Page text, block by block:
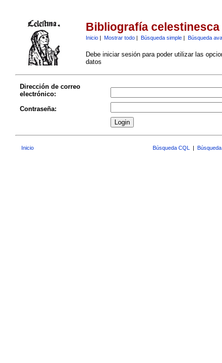
Bibliografía celestinesca
Inicio| Mostrar todo| Búsqueda simple| Búsqueda
Debe iniciar sesión para poder utilizar las
datos
Dirección de correo
electrónico:
Contraseña:
Inicio Búsqueda CQL |